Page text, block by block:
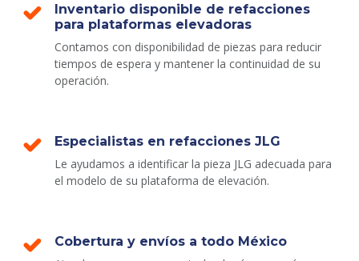
Inventario disponible de refacciones
para plataformas elevadoras
Contamos con disponibilidad de piezas para reducir
tiempos de espera y mantener la continuidad de su
operación.
Especialistas en refacciones JLG
Le ayudamos a identificar la pieza JLG adecuada para
el modelo de su plataforma de elevación.
Cobertura y envíos a todo México